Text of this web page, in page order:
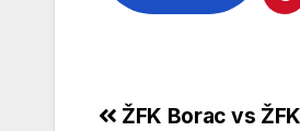
ŽFK Borac vs